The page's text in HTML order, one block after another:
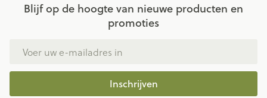
Blijf op de hoogte van nieuwe producten en
promoties
Inschrijven